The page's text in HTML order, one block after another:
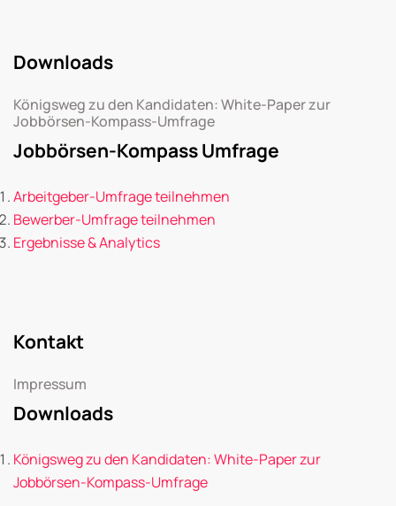
Downloads
Königsweg zu den Kandidaten: White-Paper zur
Jobbörsen-Kompass-Umfrage
Jobbörsen-Kompass Umfrage
Arbeitgeber-Umfrage teilnehmen
Bewerber-Umfrage teilnehmen
Ergebnisse & Analytics
Kontakt
Impressum
Downloads
Königsweg zu den Kandidaten: White-Paper zur
Jobbörsen-Kompass-Umfrage